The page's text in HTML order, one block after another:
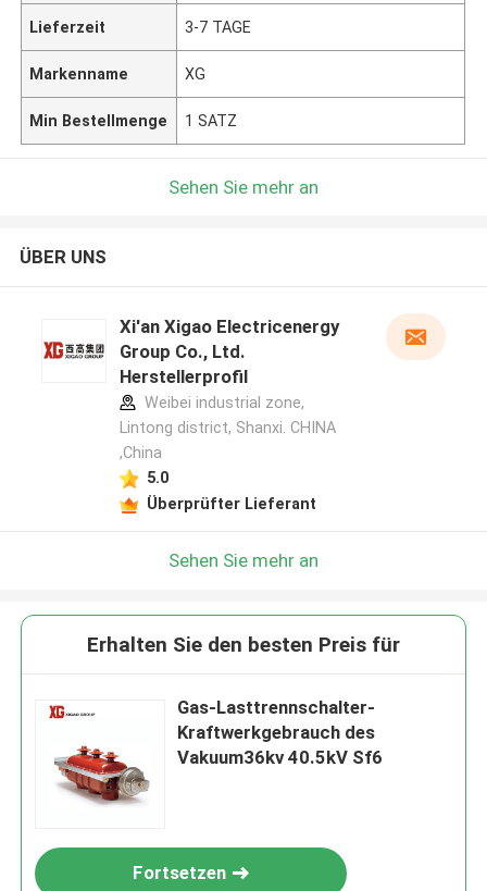
Lieferzeit 3-7 TAGE
Markenname XG
Min Bestellmenge 1 SATZ
Sehen Sie mehr an
ÜBER UNS
Xi'an Xigao Electricenergy
Group Co., Ltd.
Herstellerprofil
Weibei industrial zone,
Lintong district, Shanxi. CHINA
,China
5.0
Überprüfter Lieferant
Sehen Sie mehr an
Erhalten Sie den besten Preis für
Gas-Lasttrennschalter-
Kraftwerkgebrauch des
Vakuum36kv 40.5kV Sf6
Fortsetzen